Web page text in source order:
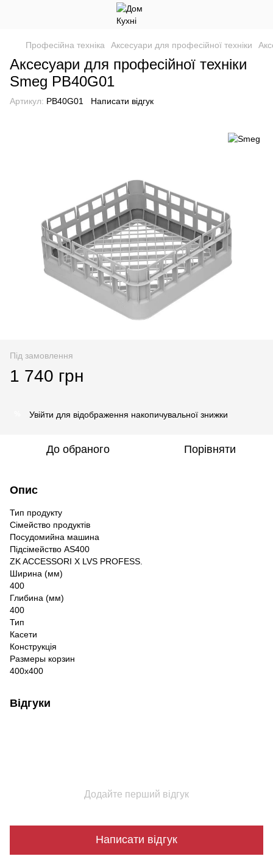
Професійна техніка Аксесуари для професійної техніки
Аксесуари для професійної техніки
Smeg PB40G01
Артикул: PB40G01 Написати відгук
Під замовлення
1 740 грн
Увійти для відображення накопичувальної знижки
До обраного Порівняти
Опис
Тип продукту
Сімейство продуктів
Посудомийна машина
Підсімейство AS400
ZK ACCESSORI X LVS PROFESS.
Ширина (мм)
400
Глибина (мм)
400
Тип
Касети
Конструкція
Размеры корзин
400x400
Відгуки
Додайте перший відгук
Написати відгук